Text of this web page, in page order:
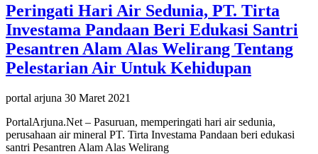
Peringati Hari Air Sedunia, PT. Tirta
Investama Pandaan Beri Edukasi Santri
Pesantren Alam Alas Welirang Tentang
Pelestarian Air Untuk Kehidupan
portal arjuna 30 Maret 2021
PortalArjuna.Net – Pasuruan, memperingati hari air sedunia,
perusahaan air mineral PT. Tirta Investama Pandaan beri edukasi
santri Pesantren Alam Alas Welirang